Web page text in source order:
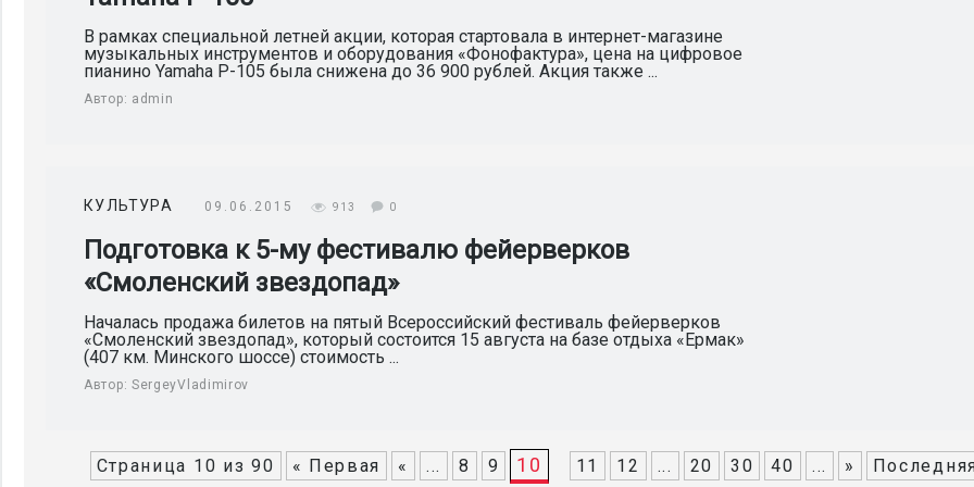
В рамках специальной летней акции, которая стартовала в интернет-магазине
музыкальных инструментов и оборудования «Фонофактура», цена на цифровое
пианино Yamaha Р-105 была снижена до 36 900 рублей. Акция также ...
Автор: admin
КУЛЬТУРА 09.06.2015 913 0
Подготовка к 5-му фестивалю фейерверков
«Смоленский звездопад»
Началась продажа билетов на пятый Всероссийский фестиваль фейерверков
«Смоленский звездопад», который состоится 15 августа на базе отдыха «Ермак»
(407 км. Минского шоссе) стоимость ...
Автор: SergeyVladimirov
Страница 10 из 90 « Первая « ... 8 9 10 11 12 ... 20 30 40 ... »